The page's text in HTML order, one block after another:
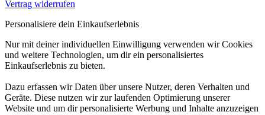
Vertrag widerrufen
Personalisiere dein Einkaufserlebnis
Nur mit deiner individuellen Einwilligung verwenden wir Cookies
und weitere Technologien, um dir ein personalisiertes
Einkaufserlebnis zu bieten.
Dazu erfassen wir Daten über unsere Nutzer, deren Verhalten und
Geräte. Diese nutzen wir zur laufenden Optimierung unserer
Website und um dir personalisierte Werbung und Inhalte anzuzeigen